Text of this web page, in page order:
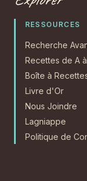
RESSOURCES
Recherche
Recettes de A
Boîte à
Livre d'Or
Nous Joindre
Lagniappe
Politique de